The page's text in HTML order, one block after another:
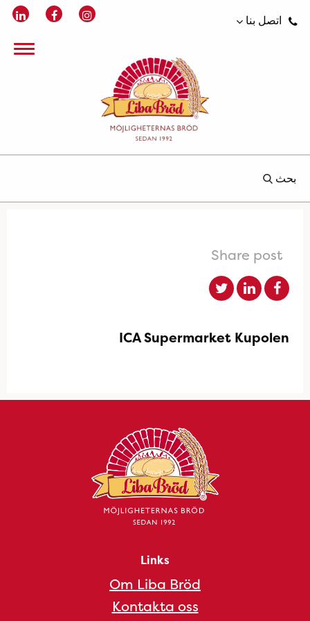
اتصل بنا
بحث
Share post
ICA Supermarket Kupolen
Links
Om Liba Bröd
Kontakta oss